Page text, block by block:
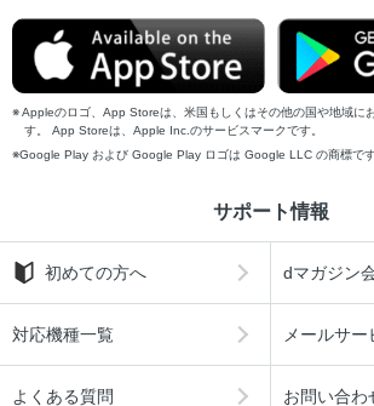
Appleのロゴ、App Storeは、米国もしくはその他の国や地域に
す。 App Storeは、Apple Inc.のサービスマークです。
Google Play および Google Play ロゴは Google LLC の商標です
サポート情報
初めての方へ dマガジン
対応機種一覧 メールサ
よくある質問 お問い合わ